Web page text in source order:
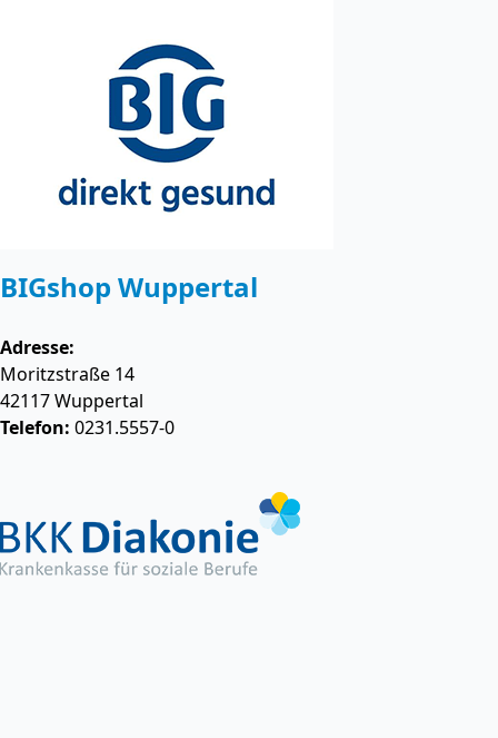
BIGshop Wuppertal
Adresse:
Moritzstraße 14
42117Wuppertal
Telefon: 0231.5557-0